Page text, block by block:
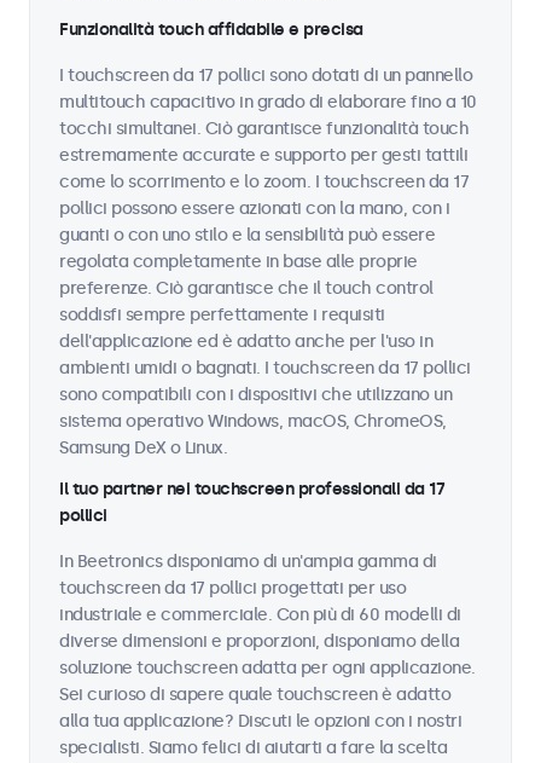
Funzionalità touch affidabile e precisa
I touchscreen da 17 pollici sono dotati di un pannello
multitouch capacitivo in grado di elaborare fino a 10
tocchi simultanei. Ciò garantisce funzionalità touch
estremamente accurate e supporto per gesti tattili
come lo scorrimento e lo zoom. I touchscreen da 17
pollici possono essere azionati con la mano, con i
guanti o con uno stilo e la sensibilità può essere
regolata completamente in base alle proprie
preferenze. Ciò garantisce che il touch control
soddisfi sempre perfettamente i requisiti
dell'applicazione ed è adatto anche per l'uso in
ambienti umidi o bagnati. I touchscreen da 17 pollici
sono compatibili con i dispositivi che utilizzano un
sistema operativo Windows, macOS, ChromeOS,
Samsung DeX o Linux.
Il tuo partner nei touchscreen professionali da 17
pollici
In Beetronics disponiamo di un'ampia gamma di
touchscreen da 17 pollici progettati per uso
industriale e commerciale. Con più di 60 modelli di
diverse dimensioni e proporzioni, disponiamo della
soluzione touchscreen adatta per ogni applicazione.
Sei curioso di sapere quale touchscreen è adatto
alla tua applicazione? Discuti le opzioni con i nostri
specialisti. Siamo felici di aiutarti a fare la scelta